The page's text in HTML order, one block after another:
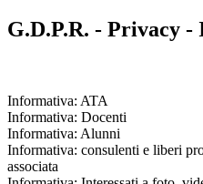
G.D.P.R. - Privacy
Informativa: ATA
Informativa: Docenti
Informativa: Alunni
Informativa: consulenti e liberi
associata